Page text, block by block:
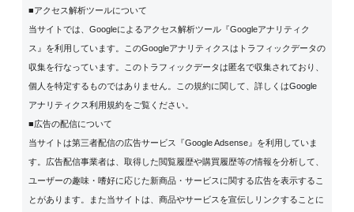
■アクセス解析ツールについて
当サイトでは、Googleによるアクセス解析ツール『Googleアナリティク
ス』を利用しています。このGoogleアナリティクスはトラフィックデータの
収集を行なっています。このトラフィックデータは匿名で収集されており、
個人を特定するものではありません。この規約に関して、詳しくはGoogle
アナリティクス利用規約をご覧ください。
■広告の配信について
当サイトは第三者配信の広告サービス『Google Adsense』を利用していま
す。広告配信事業者は、取得した閲覧履歴や購買履歴等の情報を分析して、
ユーザーの趣味・嗜好に応じた新商品・サービスに関する広告を表示するこ
とがあります。また当サイトは、商品やサービスを宣伝しリンクすることに